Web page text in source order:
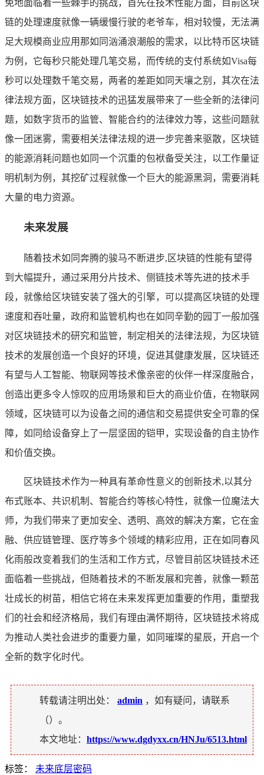
免地面临着一些棘手的挑战，首先在技术性能方面，目前区块
链的处理速度就像一辆缓慢行驶的老爷车，相对较慢，无法满
足大规模商业应用那如同汹涌浪潮般的需求，以比特币区块链
为例，它每秒只能处理几笔交易，而传统的支付系统如Visa每
秒可以处理数千笔交易，两者的差距如同天壤之别，其次在法
律法规方面，区块链技术的迅猛发展带来了一些全新的法律问
题，如数字货币的监管、智能合约的法律效力等，这些问题就
像一团迷雾，需要相关法律法规的进一步完善来驱散，区块链
的能源消耗问题也如同一个沉重的包袱备受关注，以工作量证
明机制为例，其挖矿过程就像一个巨大的能源黑洞，需要消耗
大量的电力资源。
未来发展
随着技术如同奔腾的骏马不断进步,区块链的性能有望得
到大幅提升，通过采用分片技术、侧链技术等先进的技术手
段，就像给区块链安装了强大的引擎，可以提高区块链的处理
速度和吞吐量，政府和监管机构也在如同辛勤的园丁一般加强
对区块链技术的研究和监管，制定相关的法律法规，为区块链
技术的发展创造一个良好的环境，促进其健康发展，区块链还
有望与人工智能、物联网等技术像亲密的伙伴一样深度融合，
创造出更多令人惊叹的应用场景和巨大的商业价值，在物联网
领域，区块链可以为设备之间的通信和交易提供安全可靠的保
障，如同给设备穿上了一层坚固的铠甲，实现设备的自主协作
和价值交换。
区块链技术作为一种具有革命性意义的创新技术,以其分
布式账本、共识机制、智能合约等核心特性，就像一位魔法大
师，为我们带来了更加安全、透明、高效的解决方案，它在金
融、供应链管理、医疗等多个领域的精彩应用，正在如同春风
化雨般改变着我们的生活和工作方式，尽管目前区块链技术还
面临着一些挑战，但随着技术的不断发展和完善，就像一颗茁
壮成长的树苗，相信它将在未来发挥更加重要的作用，重塑我
们的社会和经济格局，我们有理由满怀期待，区块链技术将成
为推动人类社会进步的重要力量，如同璀璨的星辰，开启一个
全新的数字化时代。
转载请注明出处： admin ，如有疑问，请联系
（）。
本文地址： https://www.dgdyxx.cn/HNJu/6513.html
标签： 未来底层密码